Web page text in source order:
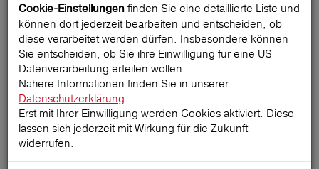
Startseite ReiseMagazin
Planung einer Last-
Minute-Reise
18.02.2025
Cookie-Einstellungen finden Sie eine detaillierte Liste und
können dort jederzeit bearbeiten und entscheiden, ob
diese verarbeitet werden dürfen. Insbesondere können
Sie entscheiden, ob Sie ihre Einwilligung für eine US-
Datenverarbeitung erteilen wollen.
Nähere Informationen finden Sie in unserer
Datenschutzerklärung.
Erst mit Ihrer Einwilligung werden Cookies aktiviert. Diese
lassen sich jederzeit mit Wirkung für die Zukunft
widerrufen.